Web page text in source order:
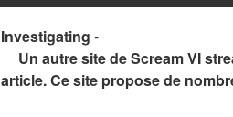
Investigating -
Un autre site de Scream VI
article. Ce site propose de